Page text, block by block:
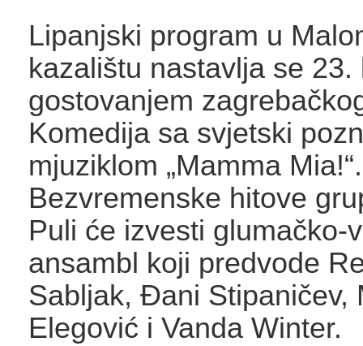
Lipanjski program u
kazalištu nastavlja se 23.
gostovanjem
Komedija sa svjetski
mjuziklom „Mamma Mia!“.
Bezvremenske hitove
Puli će izvesti glumačko-
ansambl koji predvode
Sabljak, Đani Stipaničev,
Elegović i Vanda Winter.